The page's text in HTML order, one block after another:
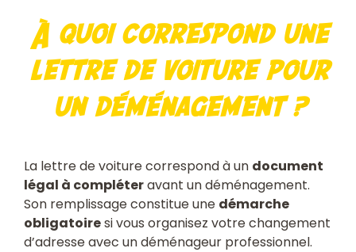
À quoi correspond une
lettre de voiture pour
un déménagement ?
La lettre de voiture correspond à un document
légal à compléteravant un déménagement.
Son remplissage constitue une démarche
obligatoiresi vous organisez votre changement
d’adresse avec un déménageur professionnel.